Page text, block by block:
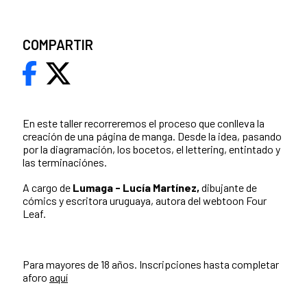
En este taller recorreremos el proceso que conlleva la
creación de una página de manga. Desde la idea, pasando
por la diagramación, los bocetos, el lettering, entintado y
las terminaciónes.
A cargo de Lumaga - Lucía Martínez, dibujante de
cómics y escritora uruguaya, autora del webtoon Four
Leaf.
Para mayores de 18 años. Inscripciones hasta completar
aforo aquí
COMPARTIR